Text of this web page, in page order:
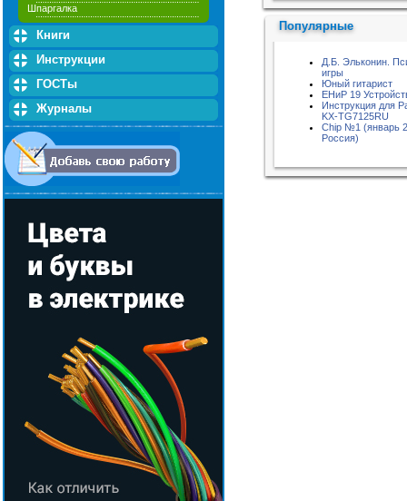
Шпаргалка
Книги
Инструкции
ГОСТы
Журналы
Популярные
Д.Б. Эльконин.
игры
Юный гитарист
ЕНиР 19
Инструкция для
KX-TG7125RU
Chip №1 (январь
Россия)